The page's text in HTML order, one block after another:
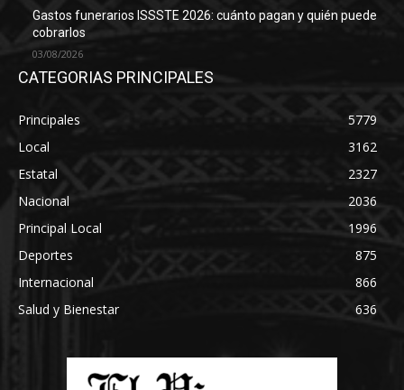
Gastos funerarios ISSSTE 2026: cuánto pagan y quién puede
cobrarlos
03/08/2026
CATEGORIAS PRINCIPALES
Principales
5779
Local
3162
Estatal
2327
Nacional
2036
Principal Local
1996
Deportes
875
Internacional
866
Salud y Bienestar
636